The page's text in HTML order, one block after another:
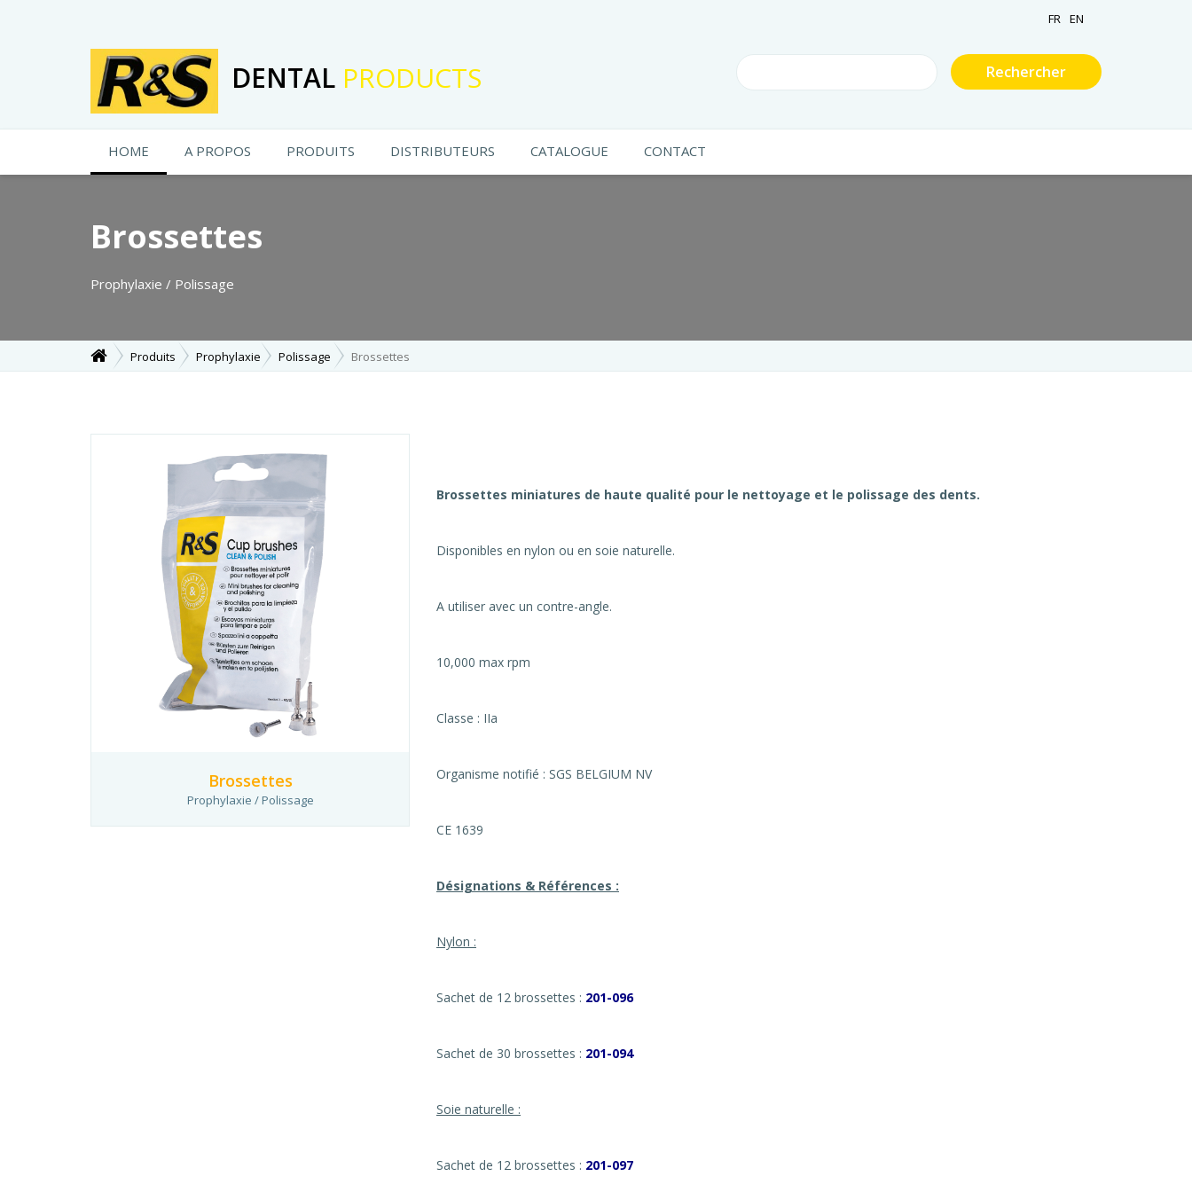
FR EN
DENTAL PRODUCTS
HOME A PROPOS PRODUITS DISTRIBUTEURS CATALOGUE CONTACT
Brossettes
Prophylaxie / Polissage
Produits Prophylaxie Polissage Brossettes
Brossettes
Prophylaxie / Polissage
Brossettes miniatures de haute qualité pour le nettoyage et le polissage des dents.
Disponibles en nylon ou en soie naturelle.
A utiliser avec un contre-angle.
10,000 max rpm
Classe : IIa
Organisme notifié : SGS BELGIUM NV
CE 1639
Désignations & Références :
Nylon :
Sachet de 12 brossettes : 201-096
Sachet de 30 brossettes : 201-094
Soie naturelle :
Sachet de 12 brossettes : 201-097